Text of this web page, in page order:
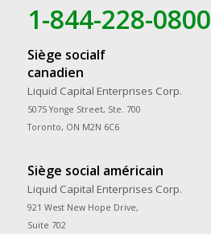
1-844-228-0800
Siège socialf
canadien
Liquid Capital Enterprises Corp.
5075 Yonge Street, Ste. 700
Toronto, ON M2N 6C6
Siège social américain
Liquid Capital Enterprises Corp.
921 West New Hope Drive,
Suite 702